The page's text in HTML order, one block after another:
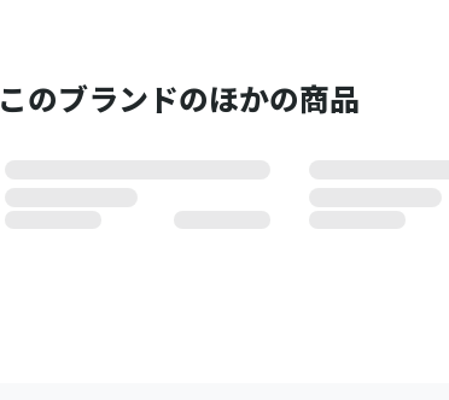
このブランドのほかの商品